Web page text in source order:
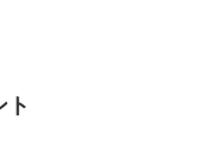
ト